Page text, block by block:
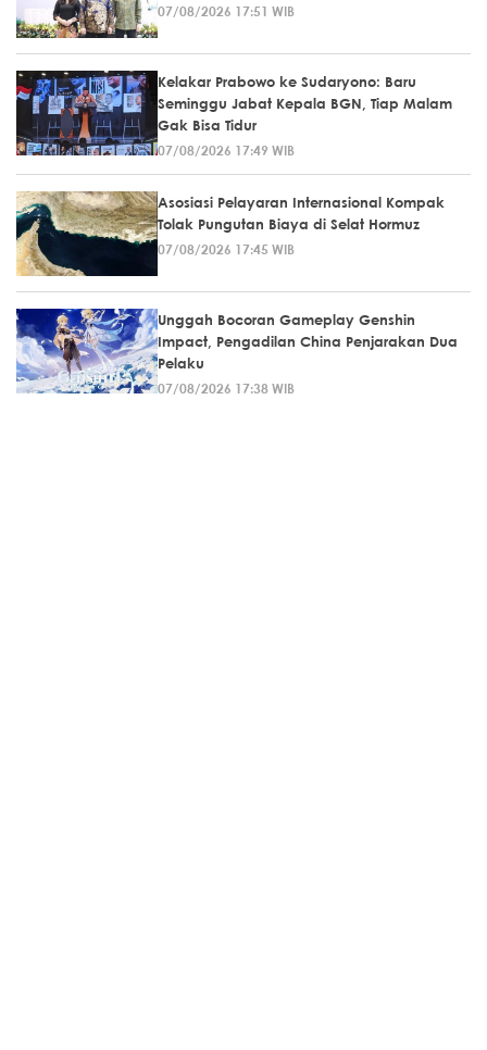
07/08/2026 17:51 WIB
Kelakar Prabowo ke Sudaryono: Baru
Seminggu Jabat Kepala BGN, Tiap Malam
Gak Bisa Tidur
07/08/2026 17:49 WIB
Asosiasi Pelayaran Internasional Kompak
Tolak Pungutan Biaya di Selat Hormuz
07/08/2026 17:45 WIB
Unggah Bocoran Gameplay Genshin
Impact, Pengadilan China Penjarakan Dua
Pelaku
07/08/2026 17:38 WIB